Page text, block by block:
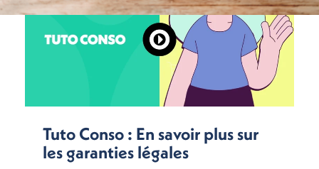
Tuto Conso : En savoir plus sur
les garanties légales